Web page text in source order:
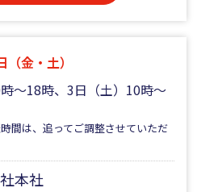
金・土）
～18時、3日（土）10時～
間は、追ってご調整させていただ
本社